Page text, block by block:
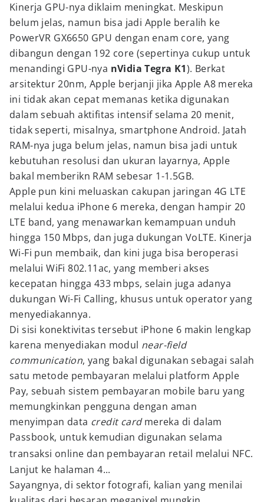
Kinerja GPU-nya diklaim meningkat. Meskipun
belum jelas, namun bisa jadi Apple beralih ke
PowerVR GX6650 GPU dengan enam core, yang
dibangun dengan 192 core (sepertinya cukup untuk
menandingi GPU-nya nVidia Tegra K1). Berkat
arsitektur 20nm, Apple berjanji jika Apple A8 mereka
ini tidak akan cepat memanas ketika digunakan
dalam sebuah aktifitas intensif selama 20 menit,
tidak seperti, misalnya, smartphone Android. Jatah
RAM-nya juga belum jelas, namun bisa jadi untuk
kebutuhan resolusi dan ukuran layarnya, Apple
bakal memberikn RAM sebesar 1-1.5GB.
Apple pun kini meluaskan cakupan jaringan 4G LTE
melalui kedua iPhone 6 mereka, dengan hampir 20
LTE band, yang menawarkan kemampuan unduh
hingga 150 Mbps, dan juga dukungan VoLTE. Kinerja
Wi-Fi pun membaik, dan kini juga bisa beroperasi
melalui WiFi 802.11ac, yang memberi akses
kecepatan hingga 433 mbps, selain juga adanya
dukungan Wi-Fi Calling, khusus untuk operator yang
menyediakannya.
Di sisi konektivitas tersebut iPhone 6 makin lengkap
karena menyediakan modul near-field
communication, yang bakal digunakan sebagai salah
satu metode pembayaran melalui platform Apple
Pay, sebuah sistem pembayaran mobile baru yang
memungkinkan pengguna dengan aman
menyimpan data credit cardmereka di dalam
Passbook, untuk kemudian digunakan selama
transaksi online dan pembayaran retail melalui NFC.
Lanjut ke halaman 4...
Sayangnya, di sektor fotografi, kalian yang menilai